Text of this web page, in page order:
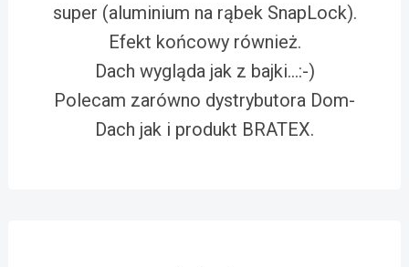
super (aluminium na rąbek SnapLock).
Efekt końcowy również.
Dach wygląda jak z bajki…:-)
Polecam zarówno dystrybutora Dom-
Dach jak i produkt BRATEX.